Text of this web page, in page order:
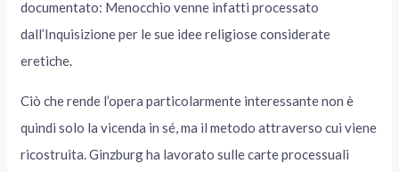
documentato: Menocchio venne infatti processato
dall’Inquisizione per le sue idee religiose considerate
eretiche.
Ciò che rende l’opera particolarmente interessante non è
quindi solo la vicenda in sé, ma il metodo attraverso cui viene
ricostruita. Ginzburg ha lavorato sulle carte processuali